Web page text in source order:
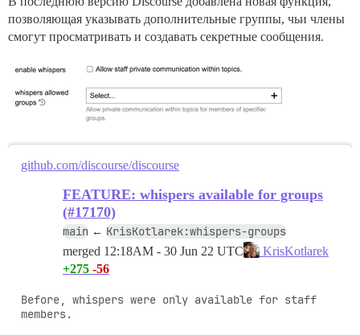
позволяющая указывать дополнительные группы, чьи члены
смогут просматривать и создавать секретные сообщения.
github.com/discourse/discourse
FEATURE: whispers available for groups
(#17170)
main ← KrisKotlarek:whispers-groups
merged 12:18AM - 30 Jun 22 UTC
KrisKotlarek
+275 -56
Before, whispers were only available for staff
members.